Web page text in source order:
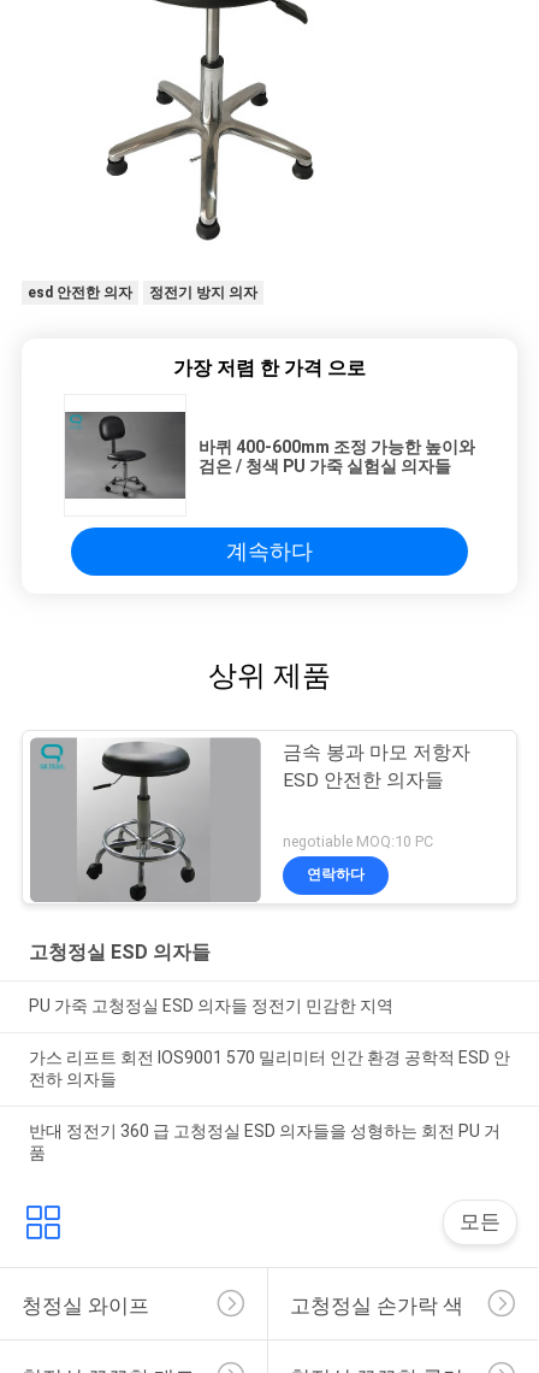
esd 안전한 의자 정전기 방지 의자
가장 저렴 한 가격 으로
바퀴 400-600mm 조정 가능한 높이와
검은 / 청색 PU 가죽 실험실 의자들
계속하다
상위 제품
금속 봉과 마모 저항자
ESD 안전한 의자들
negotiable MOQ:10 PC
연락하다
고청정실 ESD 의자들
PU 가죽 고청정실 ESD 의자들 정전기 민감한 지역
가스 리프트 회전 IOS9001 570 밀리미터 인간 환경 공학적 ESD 안
전하 의자들
반대 정전기 360 급 고청정실 ESD 의자들을 성형하는 회전 PU 거
품
모든
청정실 와이프 고청정실 손가락 색